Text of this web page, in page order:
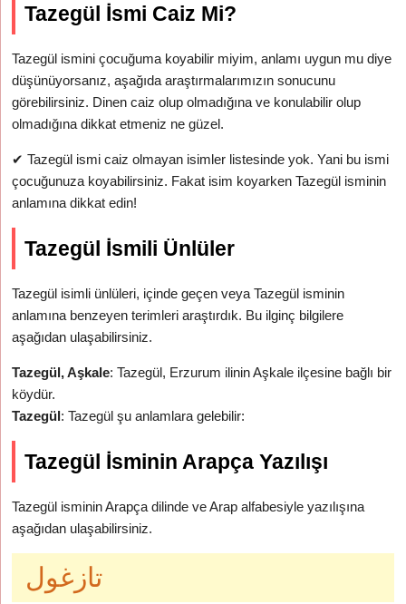
Tazegül İsmi Caiz Mi?
Tazegül ismini çocuğuma koyabilir miyim, anlamı uygun mu diye
düşünüyorsanız, aşağıda araştırmalarımızın sonucunu
görebilirsiniz. Dinen caiz olup olmadığına ve konulabilir olup
olmadığına dikkat etmeniz ne güzel.
✔ Tazegül ismi caiz olmayan isimler listesinde yok. Yani bu ismi
çocuğunuza koyabilirsiniz. Fakat isim koyarken Tazegül isminin
anlamına dikkat edin!
Tazegül İsmili Ünlüler
Tazegül isimli ünlüleri, içinde geçen veya Tazegül isminin
anlamına benzeyen terimleri araştırdık. Bu ilginç bilgilere
aşağıdan ulaşabilirsiniz.
Tazegül, Aşkale: Tazegül, Erzurum ilinin Aşkale ilçesine bağlı bir
köydür.
Tazegül: Tazegül şu anlamlara gelebilir:
Tazegül İsminin Arapça Yazılışı
Tazegül isminin Arapça dilinde ve Arap alfabesiyle yazılışına
aşağıdan ulaşabilirsiniz.
تازغول